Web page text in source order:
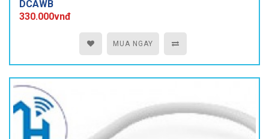
DCAWB
330.000vnđ
MUA NGAY